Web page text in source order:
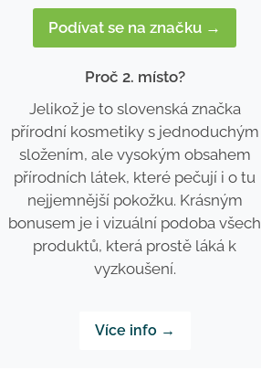
Podívat se na značku →
Proč 2. místo?
Jelikož je to slovenská značka
přírodní kosmetiky s jednoduchým
složením, ale vysokým obsahem
přírodních látek, které pečují i o tu
nejjemnější pokožku. Krásným
bonusem je i vizuální podoba všech
produktů, která prostě láká k
vyzkoušení.
Více info →